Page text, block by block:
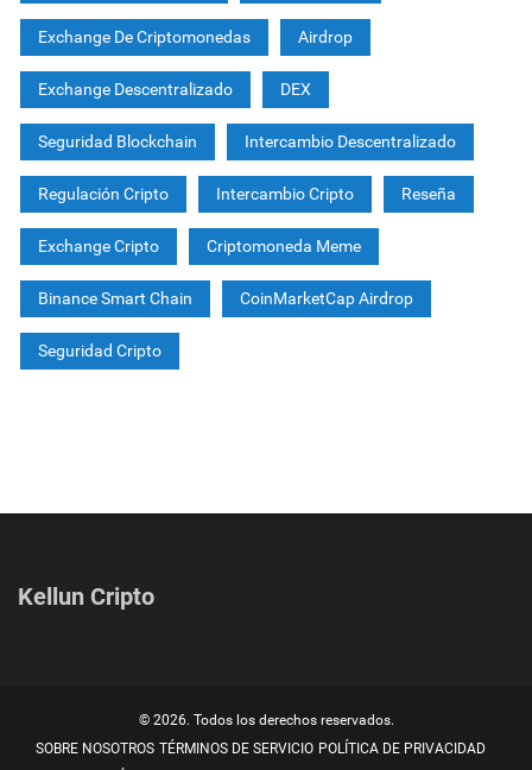
Exchange De Criptomonedas Airdrop
Exchange Descentralizado DEX
Seguridad Blockchain Intercambio Descentralizado
Regulación Cripto Intercambio Cripto Reseña
Exchange Cripto Criptomoneda Meme
Binance Smart Chain CoinMarketCap Airdrop
Seguridad Cripto
Kellun Cripto
© 2026. Todos los derechos reservados.
SOBRE NOSOTROS TÉRMINOS DE SERVICIO POLÍTICA DE PRIVACIDAD